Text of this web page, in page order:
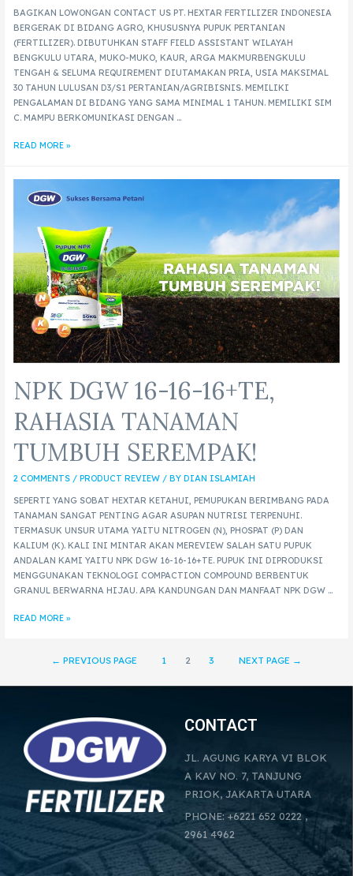
BAGIKAN LOWONGAN CONTACT US PT. HEXTAR FERTILIZER INDONESIA
BERGERAK DI BIDANG AGRO, KHUSUSNYA PUPUK PERTANIAN
(FERTILIZER). DIBUTUHKAN STAFF FIELD ASSISTANT WILAYAH
BENGKULU UTARA, MUKO-MUKO, KAUR, ARGA MAKMURBENGKULU
TENGAH & SELUMA REQUIREMENT DIUTAMAKAN PRIA, USIA MAKSIMAL
30 TAHUN LULUSAN D3/S1 PERTANIAN/AGRIBISNIS. MEMILIKI
PENGALAMAN DI BIDANG YANG SAMA MINIMAL 1 TAHUN. MEMILIKI SIM
C. MAMPU BERKOMUNIKASI DENGAN …
READ MORE »
NPK DGW 16-16-16+TE,
RAHASIA TANAMAN
TUMBUH SEREMPAK!
2 COMMENTS / PRODUCT REVIEW/ BY DIAN ISLAMIAH
SEPERTI YANG SOBAT HEXTAR KETAHUI, PEMUPUKAN BERIMBANG PADA
TANAMAN SANGAT PENTING AGAR ASUPAN NUTRISI TERPENUHI.
TERMASUK UNSUR UTAMA YAITU NITROGEN (N), PHOSPAT (P) DAN
KALIUM (K). KALI INI MINTAR AKAN MEREVIEW SALAH SATU PUPUK
ANDALAN KAMI YAITU NPK DGW 16-16-16+TE. PUPUK INI DIPRODUKSI
MENGGUNAKAN TEKNOLOGI COMPACTION COMPOUND BERBENTUK
GRANUL BERWARNA HIJAU. APA KANDUNGAN DAN MANFAAT NPK DGW …
READ MORE »
← PREVIOUS PAGE 1 2 3 NEXT PAGE →
CONTACT
JL. AGUNG KARYA VI BLOK
A KAV NO. 7, TANJUNG
PRIOK, JAKARTA UTARA
PHONE: +6221 652 0222 ,
2961 4962